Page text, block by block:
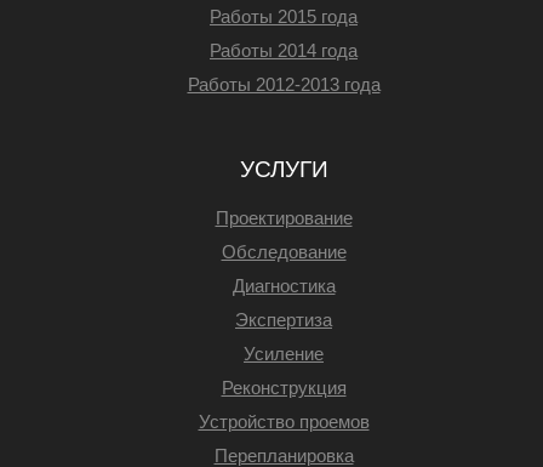
Работы 2015 года
Работы 2014 года
Работы 2012-2013 года
УСЛУГИ
Проектирование
Обследование
Диагностика
Экспертиза
Усиление
Реконструкция
Устройство проемов
Перепланировка